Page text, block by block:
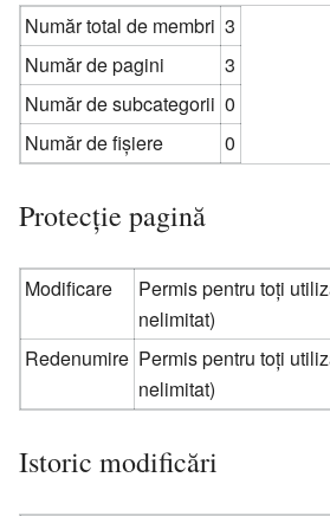
Număr total de membri 3
Număr de pagini
3
Număr de subcategorii 0
Număr de fișiere
0
Protecție pagină
Modificare
Permis pentru toți
nelimitat)
Redenumire Permis pentru toți
nelimitat)
Istoric modificări